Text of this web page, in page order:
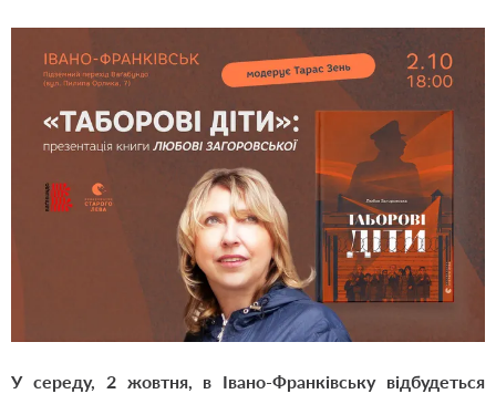
У середу, 2 жовтня, в Івано-Франківську відбудеться